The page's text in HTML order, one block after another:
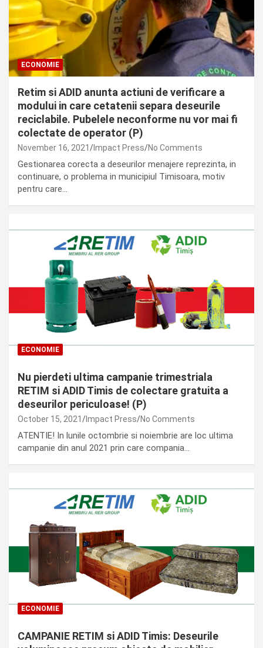
ECONOMIE
Retim si ADID anunta actiuni de verificare a
modului in care cetatenii separa deseurile
reciclabile. Pubelele neconforme nu vor mai fi
colectate de operator (P)
November 16, 2021 Impact Press No Comments
Gestionarea corecta a deseurilor menajere reprezinta, in
continuare, o problema in municipiul Timisoara, motiv
pentru care…
ECONOMIE
Nu pierdeti ultima campanie trimestriala
RETIM si ADID Timis de colectare gratuita a
deseurilor periculoase! (P)
October 15, 2021 Impact Press No Comments
ATENTIE! In lunile octombrie si noiembrie are loc ultima
campanie din anul 2021 prin care compania…
ECONOMIE
CAMPANIE RETIM si ADID Timis: Deseurile